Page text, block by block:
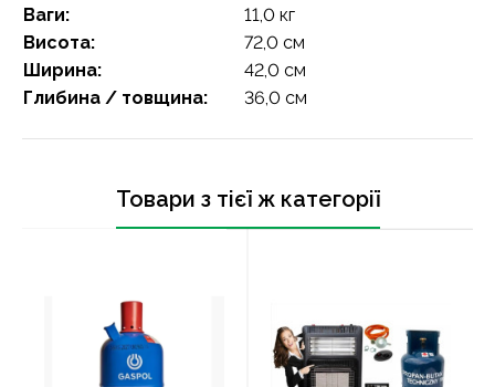
Ваги:
11,0 кг
Висота:
72,0 см
Ширина:
42,0 см
Глибина / товщина:
36,0 см
Товари з тієї ж категорії